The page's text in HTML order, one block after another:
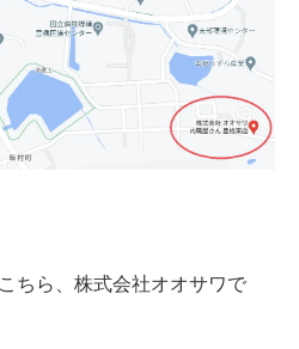
ちら、株式会社オオサワで